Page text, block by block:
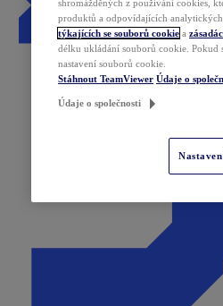
shromážděných z používání cookies,
produktů a odpovídajících
týkajících se souborů cookie a
délku ukládání souborů cookie. Pokud
nastavení souborů cookie.
Stáhnout TeamViewer Údaje o
Údaje o společnosti